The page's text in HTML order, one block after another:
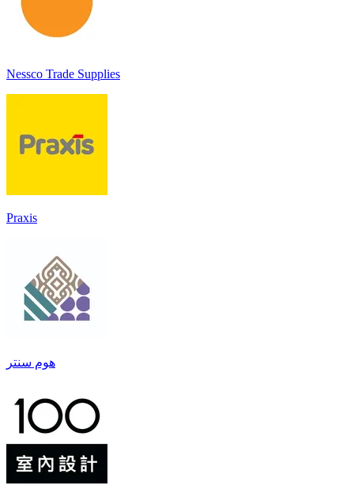
Nessco Trade Supplies
Praxis
هوم سنتر